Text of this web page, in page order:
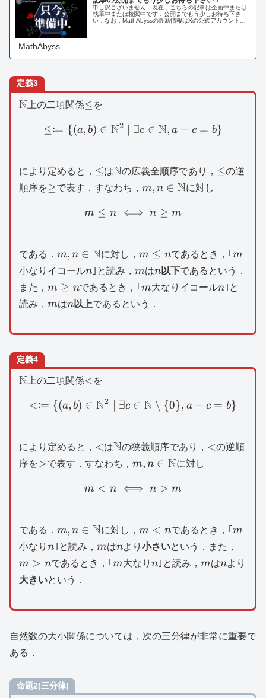
申し訳ございません．現在，こちらの記事は企画中または
執筆中または校閲中です．公開までもう少しお待ち下さ
い．なお，MathAbyssの最新情報はXの公式アカウントま
MathAbyss
定義3
\mathbb{N}
N 上の二項関係\le
≤ を
\le \coloneqq \{ (a,b)\in
≤:= {(a, b) ∈ N2 ∃c ∈ N, a + c = b}
により定めると， \le
≤は\mathbb{N}
Nの広義全順序であり， \le
≤の逆
順序を\ge
≥で表す．すなわち， m,n\in
m, n ∈ Nに対し
m\le n\iff n\ge m
m ≤ n ⟺ n ≥ m
である． m,n\in
\mathbb{N}
m, n ∈ Nに対し， m\le
n
m ≤ nであるとき，｢ m
m
小なりイコールn
n｣と読み， m
mはn
n以下であるという．
また， m\ge
n
m ≥ nであるとき，｢ m
m大なりイコールn
n｣と
読み， m
mはn
n以上であるという．
定義4
\mathbb{N}
N 上の二項関係<
< を
< \coloneqq \{ (a,b)\in
<:= {(a, b) ∈ N2 ∃c ∈ N ∖ {0}, a + c = b}
により定めると， <
<は\mathbb{N}
Nの狭義順序であり， <
<の逆順
序を>
>で表す．すなわち， m,n\in
m, n ∈ Nに対し
m<n\iff n>m
m < n ⟺ n > m
である． m,n\in
\mathbb{N}
m, n ∈ Nに対し， m<n
m < nであるとき，｢ m
m
小なり n
n｣と読み， m
mはn
nより 小さいという．また，
m > nであるとき，｢ m
m大なり n
n｣と読み， m
mはn
nより
大きいという．
自然数の大小関係については，次の三分律が非常に重要で
ある．
命題2(三分律)